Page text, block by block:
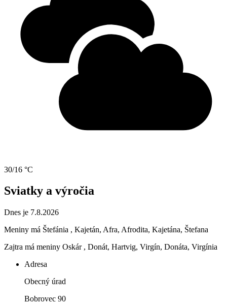
30/16 °C
Sviatky a výročia
Dnes je 7.8.2026
Meniny má Štefánia , Kajetán, Afra, Afrodita, Kajetána, Štefana
Zajtra má meniny Oskár , Donát, Hartvig, Virgín, Donáta, Virgínia
Adresa
Obecný úrad
Bobrovec 90